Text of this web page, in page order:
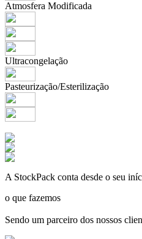
Atmosfera Modificada
Ultracongelação
Pasteurização/Esterilização
A StockPack conta desde o seu
o que fazemos
Sendo um parceiro dos nossos